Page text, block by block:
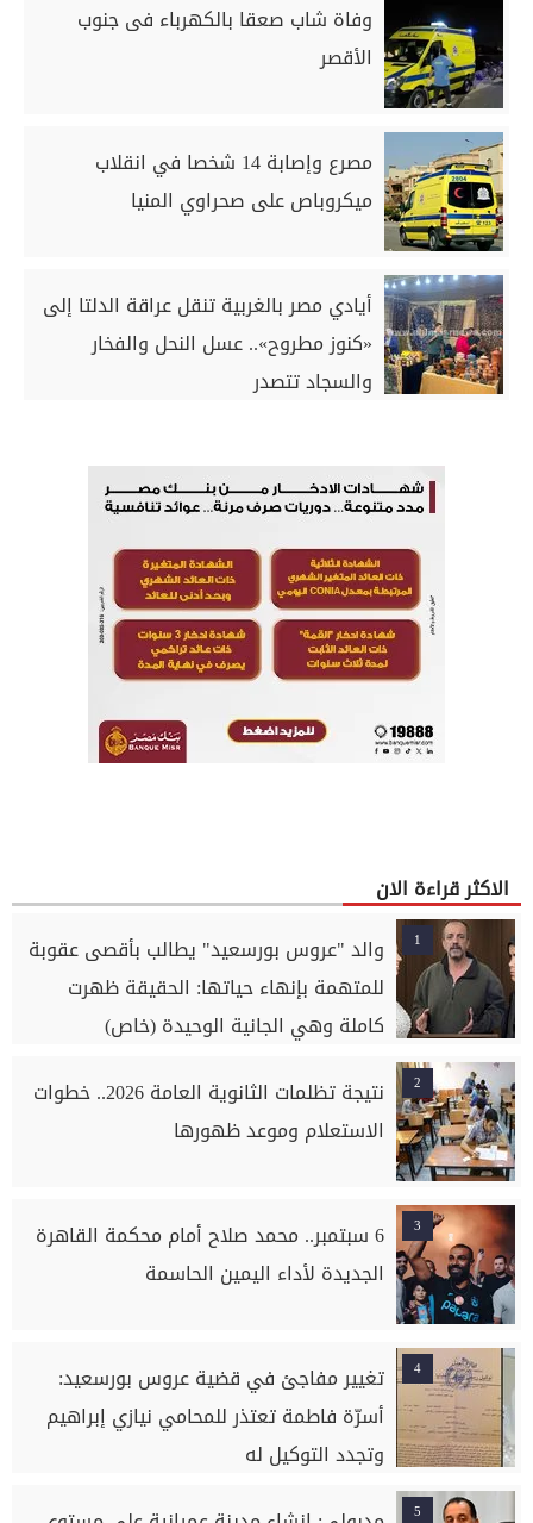
وفاة شاب صعقا بالكهرباء فى جنوب
الأقصر
مصرع وإصابة 14 شخصا في انقلاب
ميكروباص على صحراوي المنيا
أيادي مصر بالغربية تنقل عراقة الدلتا إلى
«كنوز مطروح».. عسل النحل والفخار
والسجاد تتصدر
الاكثر قراءة الان
1
والد "عروس بورسعيد" يطالب بأقصى عقوبة
للمتهمة بإنهاء حياتها: الحقيقة ظهرت
كاملة وهي الجانية الوحيدة (خاص)
2
نتيجة تظلمات الثانوية العامة 2026.. خطوات
الاستعلام وموعد ظهورها
3
6 سبتمبر.. محمد صلاح أمام محكمة القاهرة
الجديدة لأداء اليمين الحاسمة
4
تغيير مفاجئ في قضية عروس بورسعيد:
أسرّة فاطمة تعتذر للمحامي نيازي إبراهيم
وتجدد التوكيل له
5